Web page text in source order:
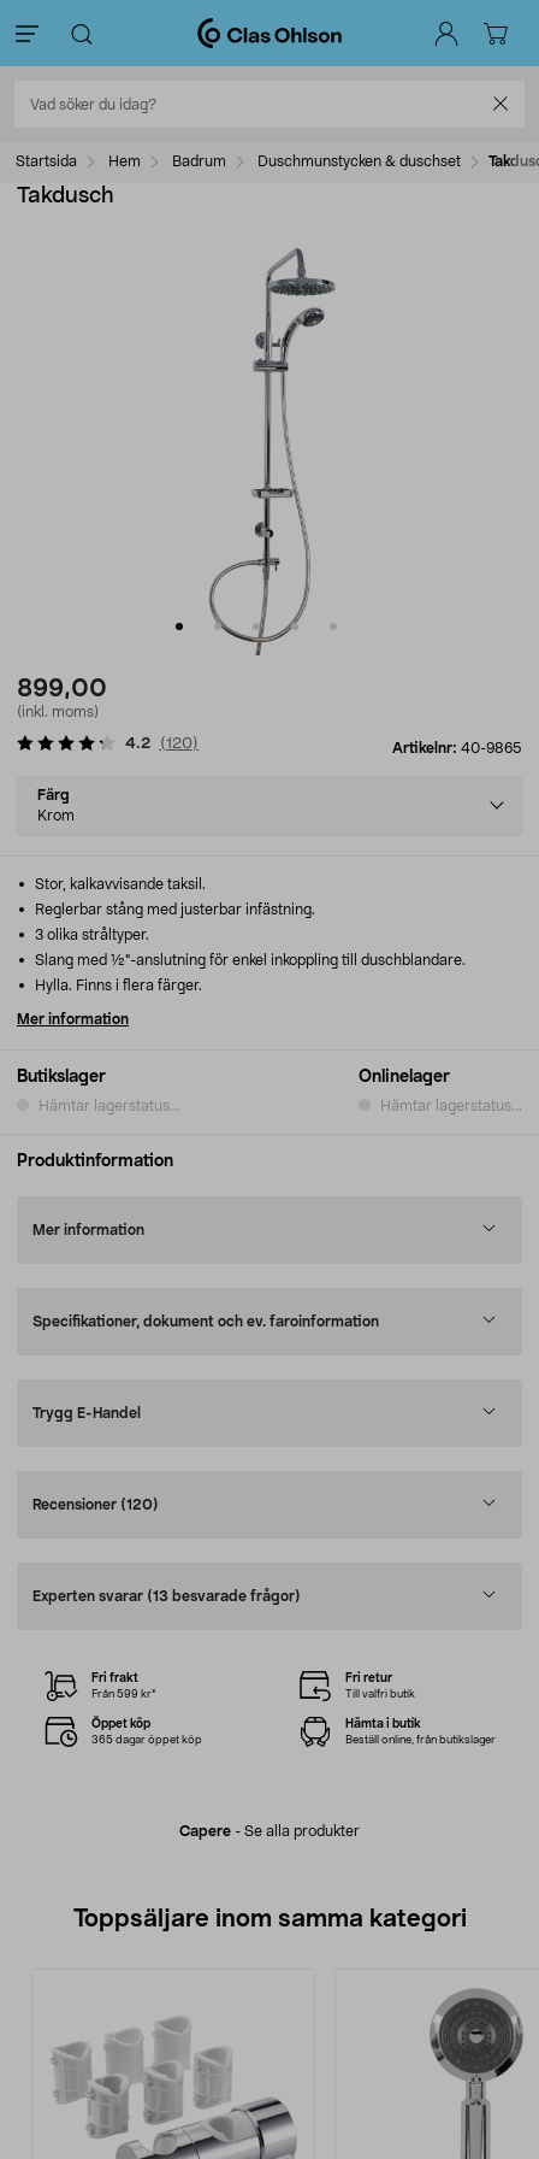
Startsida Hem Badrum Duschmunstycken & duschset
Takdusch
899,00
(inkl. moms)
Artikelnr: 40-9865
4.2 (120)
Select
variant
Färg
Krom
Butikslager
Hämtar lagerstatus...
Onlinelager
Hämtar lagerstatus...
Stor, kalkavvisande taksil.
Reglerbar stång med justerbar infästning.
3 olika stråltyper.
Slang med ½"-anslutning för enkel inkoppling till duschblandare.
Hylla. Finns i flera färger.
Mer information
Produktinformation
Mer information
Specifikationer, dokument och ev. faroinformation
Trygg E-Handel
Recensioner (120)
Experten svarar (13 besvarade frågor)
Capere - Se alla produkter
Fri frakt
Från 599 kr*
Fri retur
Till valfri butik
Öppet köp
365 dagar öppet köp
Hämta i butik
Beställ online, från butikslager
Toppsäljare inom samma kategori